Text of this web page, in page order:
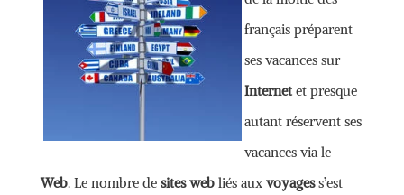
français préparent
ses vacances sur
Internetet presque
autant réservent ses
vacances via le
Web. Le nombre de sites webliés aux voyagess’est